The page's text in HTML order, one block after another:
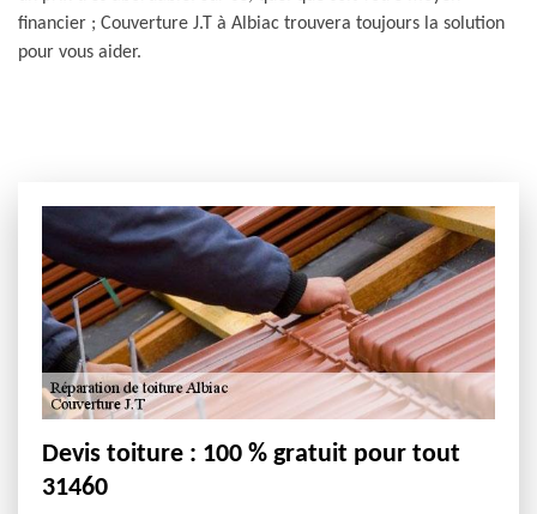
financier ; Couverture J.T à Albiac trouvera toujours la solution
pour vous aider.
Devis toiture : 100 % gratuit pour tout
31460